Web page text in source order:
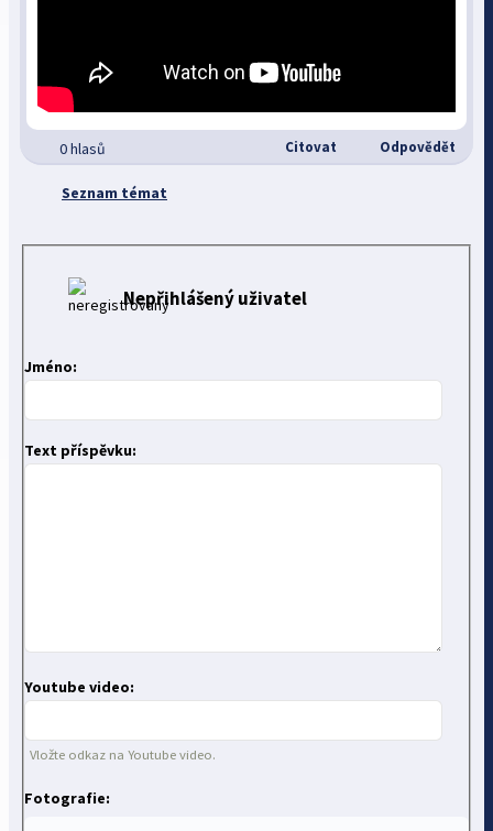
0 hlasů Citovat Odpovědět
Seznam témat
Nepřihlášený uživatel
Jméno:
Text příspěvku:
Youtube video:
Vložte odkaz na Youtube video.
Fotografie: